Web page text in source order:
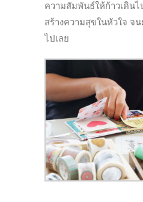
ความสัมพันธ์ให้ก้าวเดินไ
สร้างความสุขในหัวใจ จ
ไปเลย